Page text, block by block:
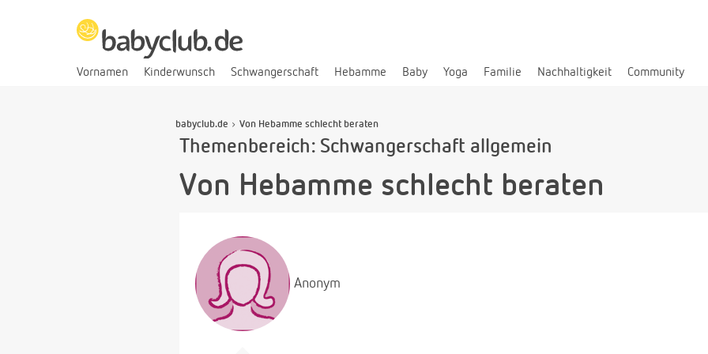
Vornamen Kinderwunsch Schwangerschaft Hebamme Baby Yoga Familie Nachhaltigkeit Community
babyclub.de Von Hebamme schlecht beraten
Themenbereich: Schwangerschaft allgemein
Von Hebamme schlecht beraten
Anonym